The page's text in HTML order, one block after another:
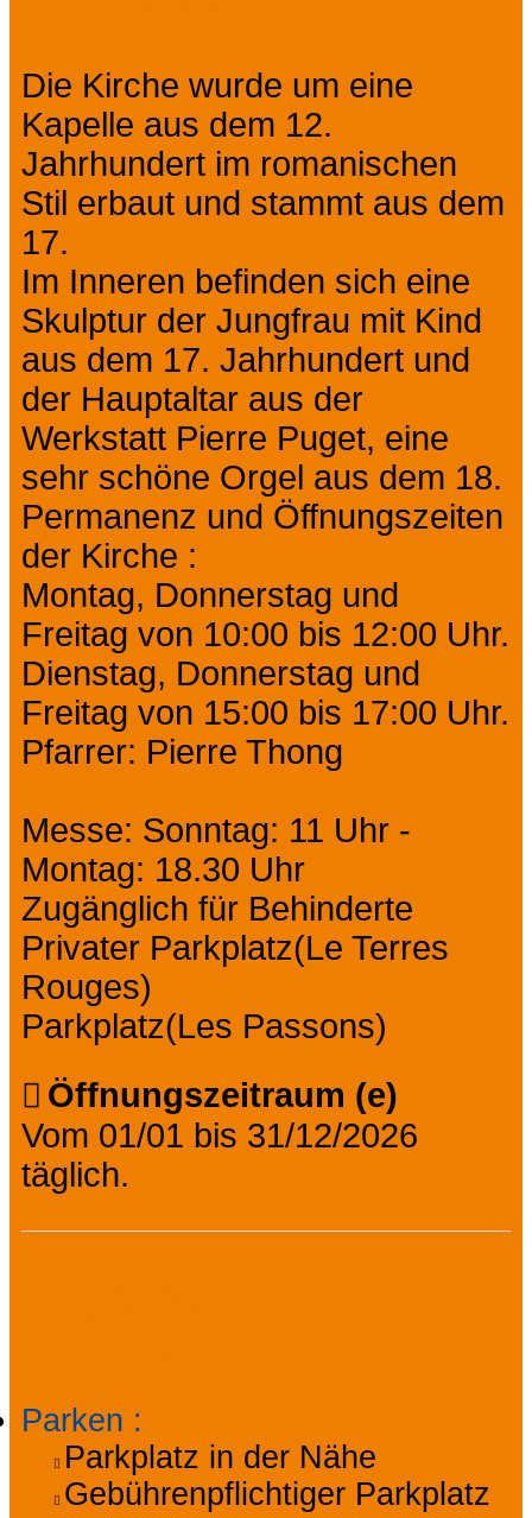
Die Kirche wurde um eine
Kapelle aus dem 12.
Jahrhundert im romanischen
Stil erbaut und stammt aus dem
17.
Im Inneren befinden sich eine
Skulptur der Jungfrau mit Kind
aus dem 17. Jahrhundert und
der Hauptaltar aus der
Werkstatt Pierre Puget, eine
sehr schöne Orgel aus dem 18.
Permanenz und Öffnungszeiten
der Kirche :
Montag, Donnerstag und
Freitag von 10:00 bis 12:00 Uhr.
Dienstag, Donnerstag und
Freitag von 15:00 bis 17:00 Uhr.
Pfarrer: Pierre Thong
Messe: Sonntag: 11 Uhr -
Montag: 18.30 Uhr
Zugänglich für Behinderte
Privater Parkplatz(Le Terres
Rouges)
Parkplatz(Les Passons)
Öffnungszeitraum (e)
Vom 01/01 bis 31/12/2026
täglich.
Parken :
Parkplatz in der Nähe
Gebührenpflichtiger Parkplatz